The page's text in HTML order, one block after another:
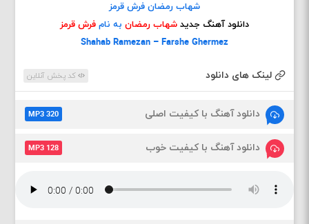
شهاب رمضان فرش قرمز
دانلود آهنگ جدید شهاب رمضان به نام فرش قرمز
Shahab Ramezan – Farshe Ghermez
لینک های دانلود کد پخش آنلاین
دانلود آهنگ با کیفیت اصلی MP3 320
دانلود آهنگ با کیفیت خوب MP3 128